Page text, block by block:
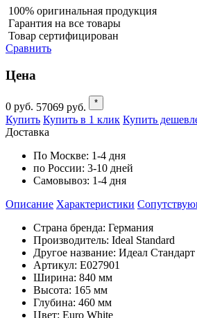
100% оригинальная продукция
Гарантия на все товары
Товар сертифицирован
Сравнить
Цена
0 руб. 57069 руб. *
Купить Купить в 1 клик Купить
Доставка
По Москве: 1-4 дня
по России: 3-10 дней
Самовывоз: 1-4 дня
Описание Характеристики
Страна бренда: Германия
Производитель: Ideal Standard
Другое название: Идеал
Артикул: E027901
Ширина: 840 мм
Высота: 165 мм
Глубина: 460 мм
Цвет: Euro White